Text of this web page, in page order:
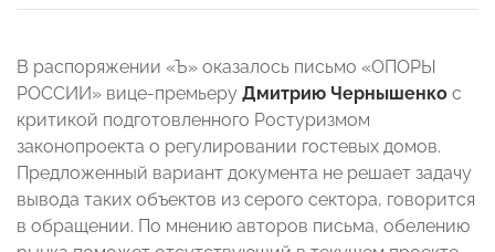
В распоряжении «Ъ» оказалось письмо «ОПОРЫ
РОССИИ» вице-премьеру Дмитрию Чернышенко с
критикой подготовленного Ростуризмом
законопроекта о регулировании гостевых домов.
Предложенный вариант документа не решает задачу
вывода таких объектов из серого сектора, говорится
в обращении. По мнению авторов письма, обелению